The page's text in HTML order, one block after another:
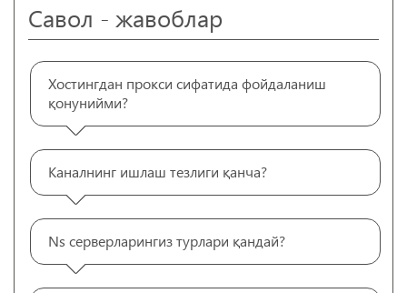
Савол - жавоблар
Хостингдан прокси сифатида фойдаланиш
қонунийми?
Каналнинг ишлаш тезлиги қанча?
Ns серверларингиз турлари қандай?